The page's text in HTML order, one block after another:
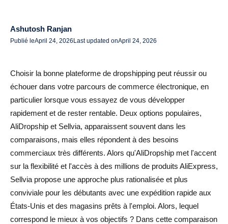
AliDropship contre Sellvia — Verdict final
Est-ce que Sellvia est meilleur que AliDropship ?
AliDropship convient-il aux débutants ?
Qu'est-ce qui est le moins cher, AliDropship ou Sellvia ?
Est-ce que Sellvia travaille dans le monde entier ?
Pouvez-vous utiliser AliDropship avec Shopify ?
Quelle plateforme propose une livraison plus rapide ?
Quelle est la meilleure alternative à AliDropship et
Sellvia ?
Ashutosh Ranjan
Publié leApril 24, 2026 Last updated onApril 24, 2026
Choisir la bonne plateforme de dropshipping peut réussir ou
échouer dans votre parcours de commerce électronique, en
particulier lorsque vous essayez de vous développer
rapidement et de rester rentable. Deux options populaires,
AliDropship et Sellvia, apparaissent souvent dans les
comparaisons, mais elles répondent à des besoins
commerciaux très différents. Alors qu'AliDropship met l'accent
sur la flexibilité et l'accès à des millions de produits AliExpress,
Sellvia propose une approche plus rationalisée et plus
conviviale pour les débutants avec une expédition rapide aux
États-Unis et des magasins prêts à l'emploi. Alors, lequel
correspond le mieux à vos objectifs ? Dans cette comparaison